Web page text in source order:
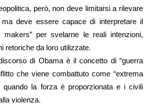
però, non deve limitarsi a rilevare
ma deve essere capace di interpretare il
makers” per svelarne le reali intenzioni,
retoriche da loro utilizzate.
di Obama è il concetto di “guerra
che viene combattuto come “extrema
quando la forza è proporzionata e i civili
violenza.